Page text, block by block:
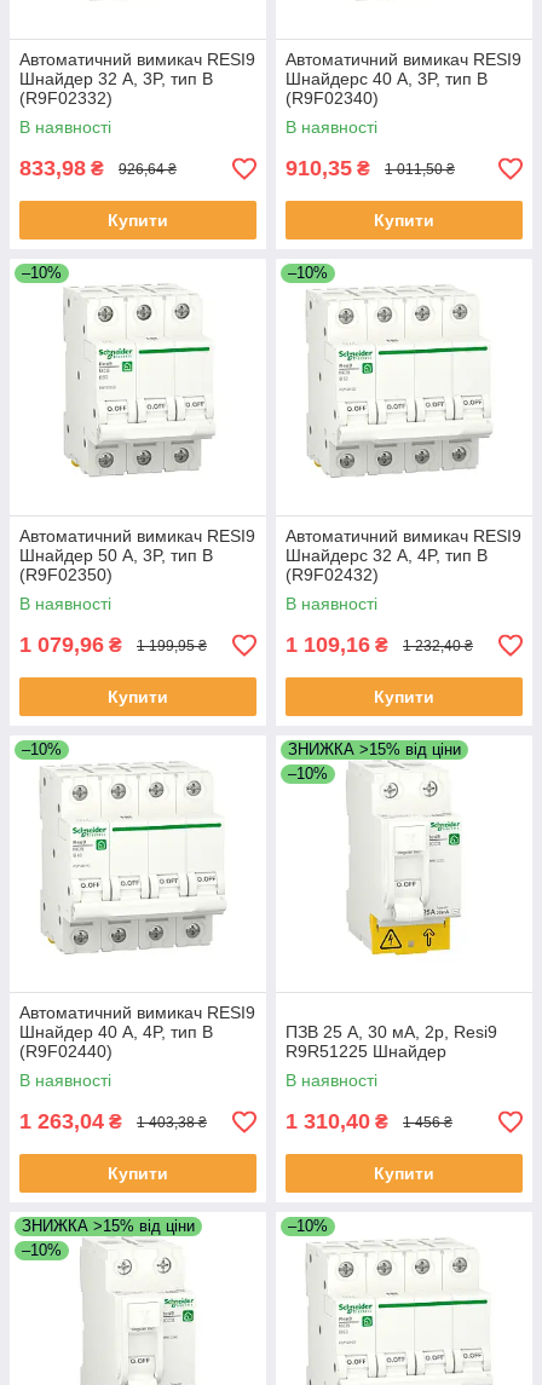
Автоматичний вимикач RESI9
Шнайдер 32 A, 3P, тип В
(R9F02332)
В наявності
833,98 ₴ 926,64 ₴
Купити
Автоматичний вимикач RESI9
Шнайдерc 40 А, 3P, тип В
(R9F02340)
В наявності
910,35 ₴ 1 011,50 ₴
Купити
–10%
Автоматичний вимикач RESI9
Шнайдер 50 А, 3P, тип В
(R9F02350)
В наявності
1 079,96 ₴ 1 199,95 ₴
Купити
–10%
Автоматичний вимикач RESI9
Шнайдерc 32 А, 4P, тип В
(R9F02432)
В наявності
1 109,16 ₴ 1 232,40 ₴
Купити
–10%
Автоматичний вимикач RESI9
Шнайдер 40 A, 4P, тип В
(R9F02440)
В наявності
1 263,04 ₴ 1 403,38 ₴
Купити
ЗНИЖКА >15% від ціни
–10%
ПЗВ 25 А, 30 мА, 2р, Resi9
R9R51225 Шнайдер
В наявності
1 310,40 ₴ 1 456 ₴
Купити
ЗНИЖКА >15% від ціни
–10%
–10%